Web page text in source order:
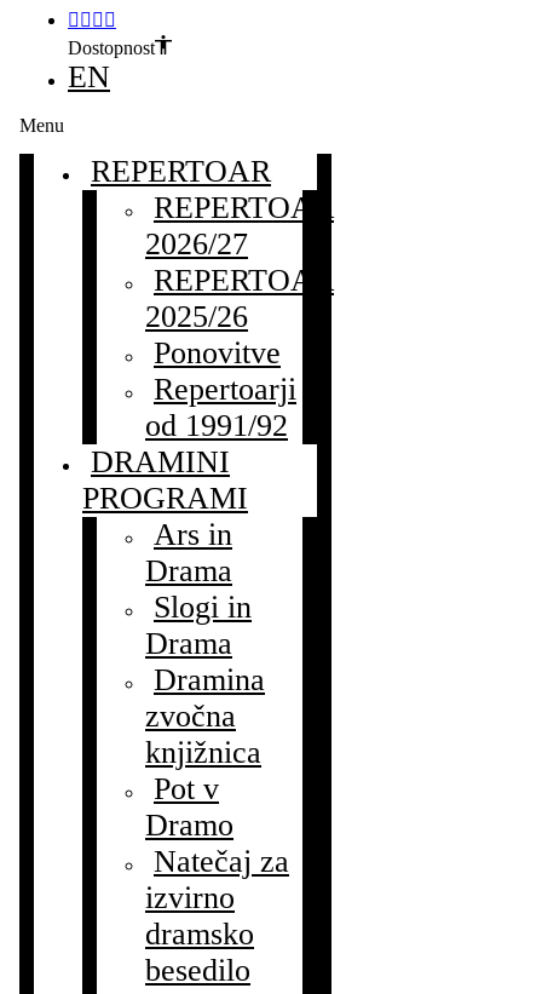
Dostopnost
EN
Menu
REPERTOAR
REPERTOAR
2026/27
REPERTOAR
2025/26
Ponovitve
Repertoarji
od 1991/92
DRAMINI
PROGRAMI
Ars in
Drama
Slogi in
Drama
Dramina
zvočna
knjižnica
Pot v
Dramo
Natečaj za
izvirno
dramsko
besedilo